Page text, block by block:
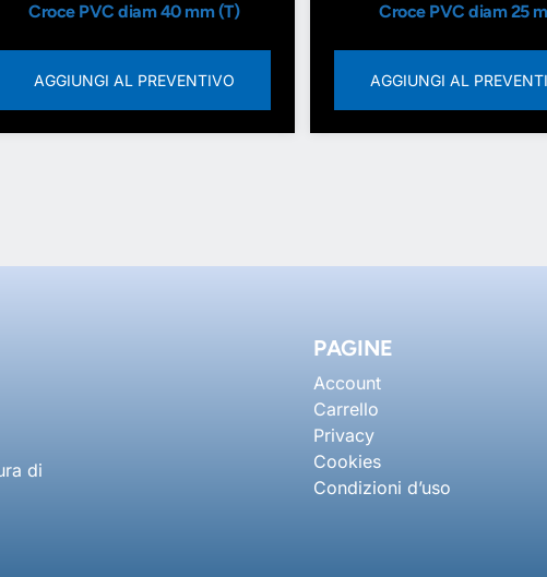
Croce PVC diam 40 mm (T)
AGGIUNGI AL PREVENTIVO
Croce PVC diam 25
AGGIUNGI AL
di
PAGINE
Account
Carrello
Privacy
Cookies
Condizioni d’uso